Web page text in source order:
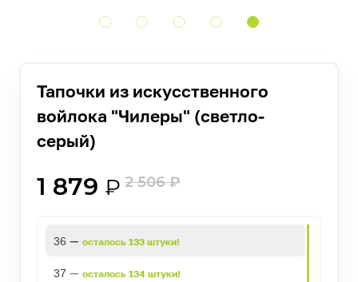
Тапочки из искусственного
войлока "Чилеры" (светло-
серый)
1 879 ₽ 2 506₽
36 — осталось 133 штуки!
37 — осталось 134 штуки!